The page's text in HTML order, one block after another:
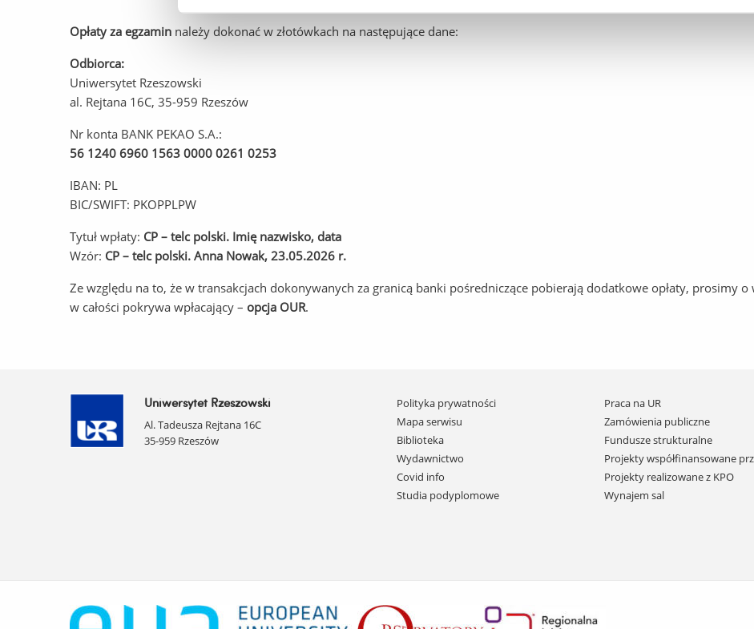
Opłaty za egzamin należy dokonać w złotówkach na następujące dane:
Odbiorca:
Uniwersytet Rzeszowski
al. Rejtana 16C, 35-959 Rzeszów
Nr konta BANK PEKAO S.A.:
56 1240 6960 1563 0000 0261 0253
IBAN: PL
BIC/SWIFT: PKOPPLPW
Tytuł wpłaty: CP – telc polski. Imię nazwisko, data
Wzór: CP – telc polski. Anna Nowak, 23.05.2026 r.
Ze względu na to, że w transakcjach dokonywanych za granicą banki pośredniczące pobierają dodatkowe opłaty, prosimy
w całości pokrywa wpłacający – opcja OUR.
Uniwersytet Rzeszowski
Al. Tadeusza Rejtana 16C
35-959 Rzeszów
Pomiń
nawigację
i
przejdź
do
treści
Polityka prywatności
Mapa serwisu
Biblioteka
Wydawnictwo
Covid info
Studia podyplomowe
Praca na UR
Zamówienia publiczne
Fundusze strukturalne
Projekty współfinansowane
Projekty realizowane z KPO
Wynajem sal